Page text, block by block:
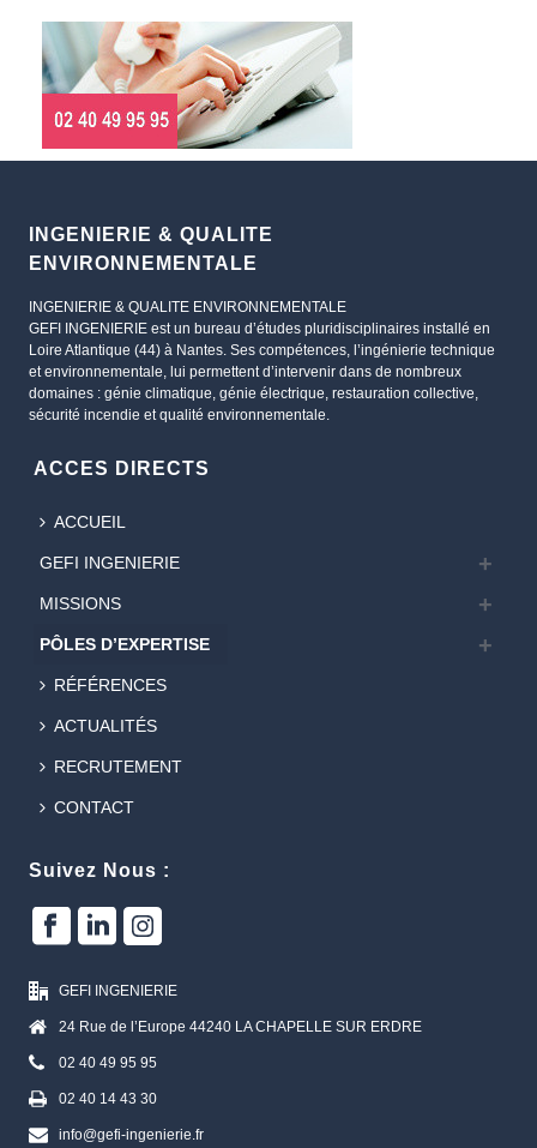
INGENIERIE & QUALITE
ENVIRONNEMENTALE
INGENIERIE & QUALITE ENVIRONNEMENTALE
GEFI INGENIERIE est un bureau d’études pluridisciplinaires installé en
Loire Atlantique (44) à Nantes. Ses compétences, l’ingénierie technique
et environnementale, lui permettent d’intervenir dans de nombreux
domaines : génie climatique, génie électrique, restauration collective,
sécurité incendie et qualité environnementale.
ACCES DIRECTS
ACCUEIL
GEFI INGENIERIE
MISSIONS
PÔLES D’EXPERTISE
RÉFÉRENCES
ACTUALITÉS
RECRUTEMENT
CONTACT
Suivez Nous :
GEFI INGENIERIE
24 Rue de l’Europe 44240 LA CHAPELLE SUR ERDRE
02 40 49 95 95
02 40 14 43 30
info@gefi-ingenierie.fr